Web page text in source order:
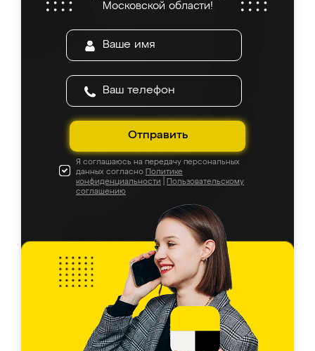
Московской области!
Отправить
Я соглашаюсь на передачу персональных
данных согласно Политике
конфиденциальности
Пользовательскому
соглашению